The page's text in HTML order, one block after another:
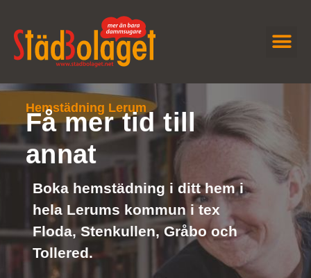
Hemstädning Lerum
Få mer tid till
annat
Boka hemstädning i ditt hem i
hela Lerums kommun i tex
Floda, Stenkullen, Gråbo och
Tollered.